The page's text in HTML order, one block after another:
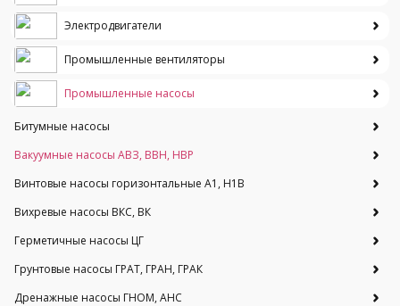
Электродвигатели
Промышленные вентиляторы
Промышленные насосы
Битумные насосы
Вакуумные насосы АВЗ, ВВН, НВР
Винтовые насосы горизонтальные А1, Н1В
Вихревые насосы ВКС, ВК
Герметичные насосы ЦГ
Грунтовые насосы ГРАТ, ГРАН, ГРАК
Дренажные насосы ГНОМ, АНС